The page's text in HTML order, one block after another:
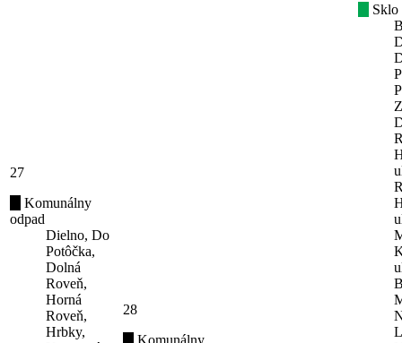
27
Komunálny
odpad
Dielno, Do
Potôčka,
Dolná
Roveň,
Horná
Roveň,
Hrbky,
28
Komunálny
Sklo